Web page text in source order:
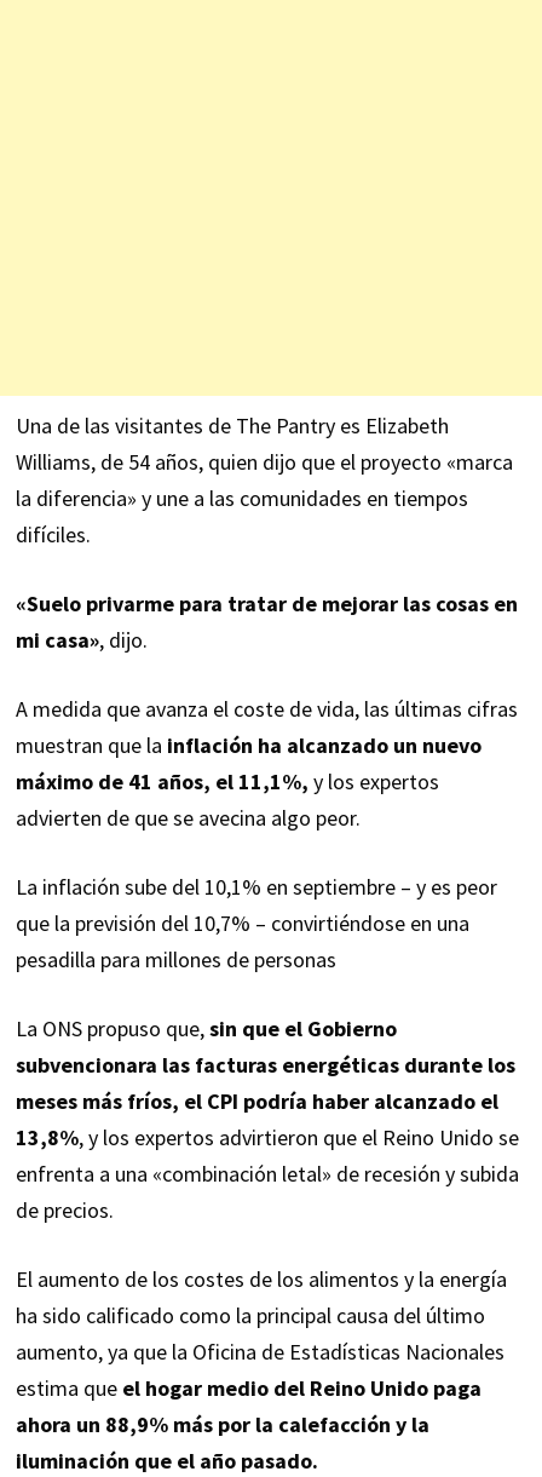
Una de las visitantes de The Pantry es Elizabeth
Williams, de 54 años, quien dijo que el proyecto «marca
la diferencia» y une a las comunidades en tiempos
difíciles.
«Suelo privarme para tratar de mejorar las cosas en
mi casa», dijo.
A medida que avanza el coste de vida, las últimas cifras
muestran que la inflación ha alcanzado un nuevo
máximo de 41 años, el 11,1%, y los expertos
advierten de que se avecina algo peor.
La inflación sube del 10,1% en septiembre – y es peor
que la previsión del 10,7% – convirtiéndose en una
pesadilla para millones de personas
La ONS propuso que,sin que el Gobierno
subvencionara las facturas energéticas durante los
meses más fríos, el CPI podría haber alcanzado el
13,8%, y los expertos advirtieron que el Reino Unido se
enfrenta a una «combinación letal» de recesión y subida
de precios.
El aumento de los costes de los alimentos y la energía
ha sido calificado como la principal causa del último
aumento, ya que la Oficina de Estadísticas Nacionales
estima que el hogar medio del Reino Unido paga
ahora un 88,9% más por la calefacción y la
iluminación que el año pasado.